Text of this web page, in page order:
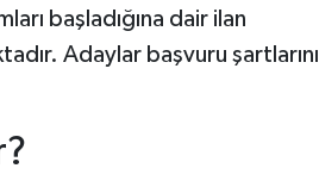
başladığına dair ilan
Adaylar başvuru şartlarını